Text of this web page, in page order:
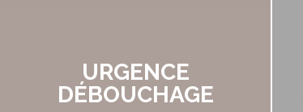
URGENCE
DÉBOUCHAGE